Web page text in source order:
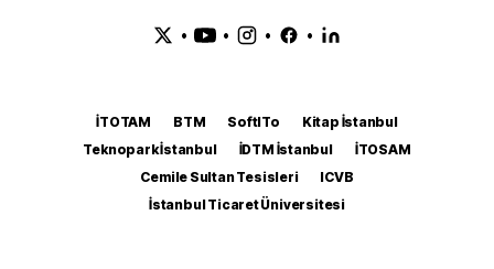
• • • •
İTOTAM BTM SoftITo
Kitap İstanbul
Teknopark İstanbul
İDTM İstanbul
İTOSAM
Cemile Sultan Tesisleri
ICVB
İstanbul Ticaret Üniversitesi